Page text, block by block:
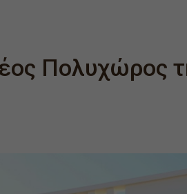
Πολυχώρος